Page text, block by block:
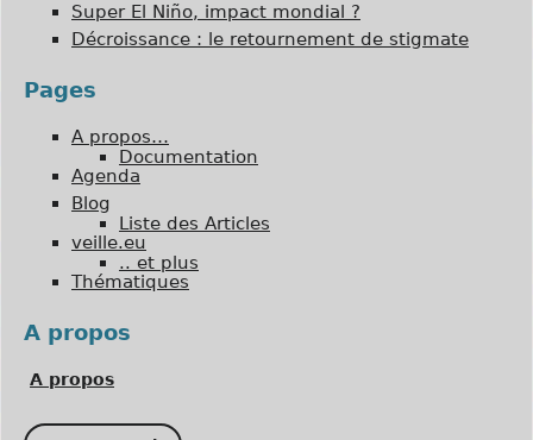
Super El Niño, impact mondial ?
Décroissance : le retournement de stigmate
Pages
A propos…
Documentation
Agenda
Blog
Liste des Articles
veille.eu
.. et plus
Thématiques
A propos
A propos